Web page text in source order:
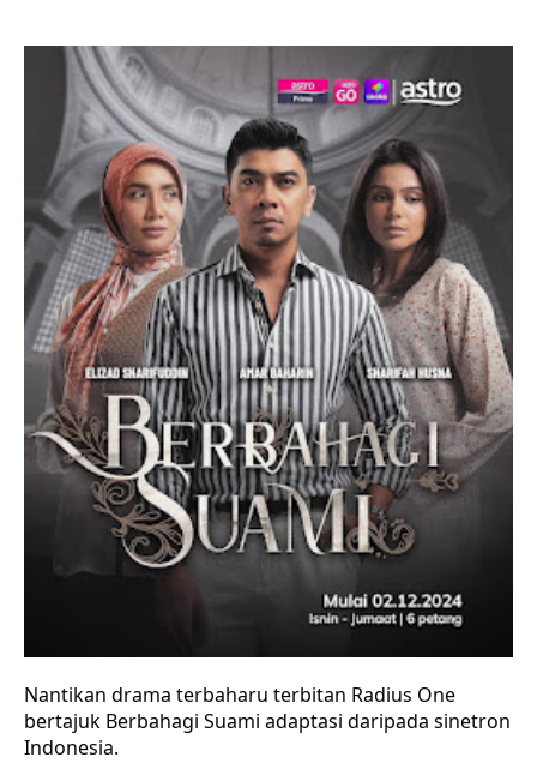
Nantikan drama terbaharu terbitan Radius One
bertajuk Berbahagi Suami adaptasi daripada sinetron
Indonesia.